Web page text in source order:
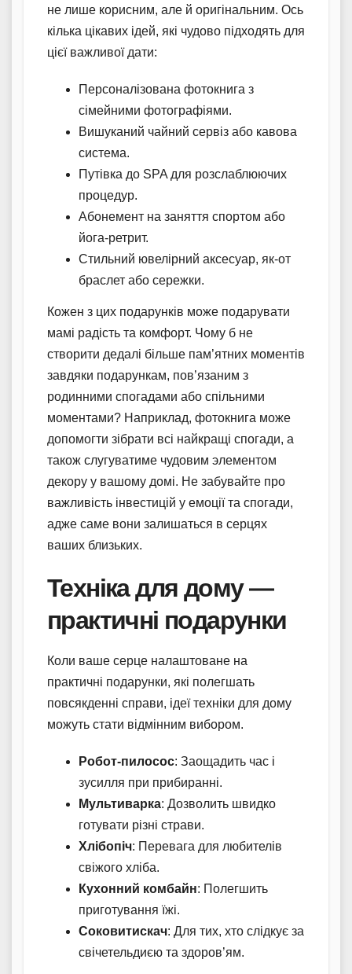
не лише корисним, але й оригінальним. Ось
кілька цікавих ідей, які чудово підходять для
цієї важливої дати:
Персоналізована фотокнига з
сімейними фотографіями.
Вишуканий чайний сервіз або кавова
система.
Путівка до SPA для розслаблюючих
процедур.
Абонемент на заняття спортом або
йога-ретрит.
Стильний ювелірний аксесуар, як-от
браслет або сережки.
Кожен з цих подарунків може подарувати
мамі радість та комфорт. Чому б не
створити дедалі більше пам’ятних моментів
завдяки подарункам, пов’язаним з
родинними спогадами або спільними
моментами? Наприклад, фотокнига може
допомогти зібрати всі найкращі спогади, а
також слугуватиме чудовим элементом
декору у вашому домі. Не забувайте про
важливість інвестицій у емоції та спогади,
адже саме вони залишаться в серцях
ваших близьких.
Техніка для дому —
практичні подарунки
Коли ваше серце налаштоване на
практичні подарунки, які полегшать
повсякденні справи, ідеї техніки для дому
можуть стати відмінним вибором.
Робот-пилосос: Заощадить час і
зусилля при прибиранні.
Мультиварка: Дозволить швидко
готувати різні страви.
Хлібопіч: Перевага для любителів
свіжого хліба.
Кухонний комбайн: Полегшить
приготування їжі.
Соковитискач: Для тих, хто слідкує за
свічетельдиєю та здоров’ям.